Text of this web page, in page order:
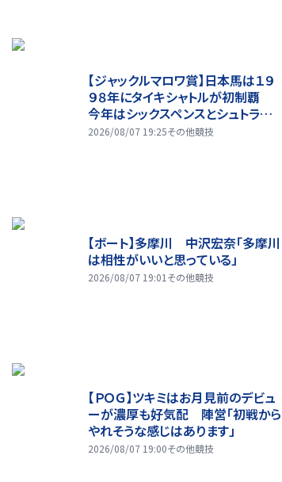
【ジャックルマロワ賞】日本馬は１９
９８年にタイキシャトルが初制覇
今年はシックスペンスとシュトラウ
スが参戦
2026/08/07 19:25その他競技
【ボート】多摩川 中沢宏奈「多摩川
は相性がいいと思っている」
2026/08/07 19:01 その他競技
【ＰＯＧ】ツキミはお月見前のデビュ
ーが濃厚も好気配 陣営「初戦から
やれそうな感じはあります」
2026/08/07 19:00その他競技